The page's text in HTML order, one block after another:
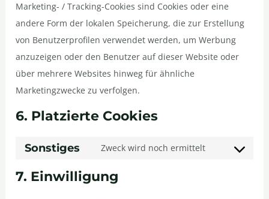
Marketing- / Tracking-Cookies sind Cookies oder eine
andere Form der lokalen Speicherung, die zur Erstellung
von Benutzerprofilen verwendet werden, um Werbung
anzuzeigen oder den Benutzer auf dieser Website oder
über mehrere Websites hinweg für ähnliche
Marketingzwecke zu verfolgen.
6. Platzierte Cookies
Sonstiges Zweck wird noch ermittelt
7. Einwilligung